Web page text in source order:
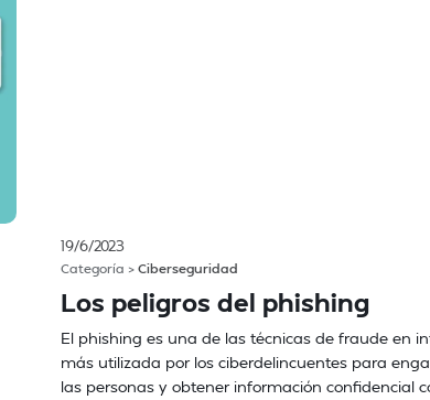
19/6/2023
Categoría > Ciberseguridad
Los peligros del phishing
El phishing es una de las técnicas de fraude en
más utilizada por los ciberdelincuentes para
las personas y obtener información confidencial